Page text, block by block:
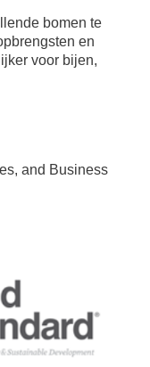
bomen te
en
voor bijen,
and Business